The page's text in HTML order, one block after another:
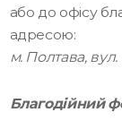
або до офісу
адресою:
м. Полтава,
Благодійний